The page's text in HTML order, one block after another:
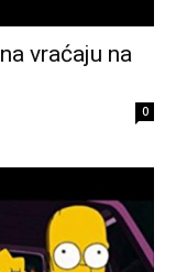
vraćaju na
0